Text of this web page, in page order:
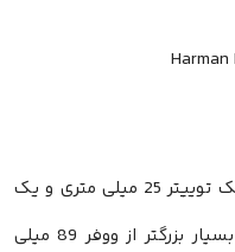
Harman Kardon Citation 200 دارای یک توییتر 25 میلی متری و یک
ووفر 120 میلی متری است. این سری بسیار بزرگتر از ووفر 89 میلی